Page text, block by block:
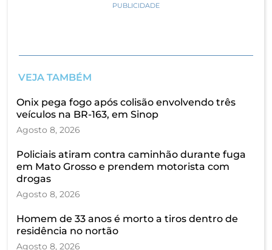
PUBLICIDADE
VEJA TAMBÉM
Onix pega fogo após colisão envolvendo três
veículos na BR-163, em Sinop
Agosto 8, 2026
Policiais atiram contra caminhão durante fuga
em Mato Grosso e prendem motorista com
drogas
Agosto 8, 2026
Homem de 33 anos é morto a tiros dentro de
residência no nortão
Agosto 8, 2026